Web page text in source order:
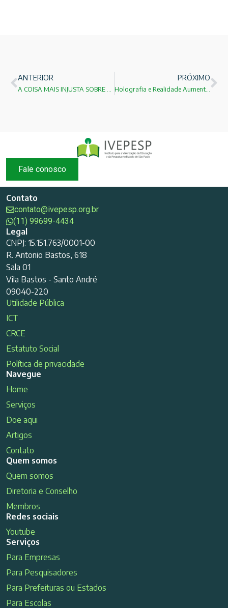
ANTERIOR PRÓXIMO
Holografia e Realidade Aumentada!
Fale conosco
Contato
contato@ivepesp.org.br
(11) 99699-4434
Legal
CNPJ: 15.151.763/0001-00
R. Antonio Bastos, 618
Sala 01
Vila Bastos - Santo André
09040-220
Utilidade Pública
ICT
CRCE
Estatuto Social
Política de privacidade
Navegue
Home
Serviços
Doe aqui
Artigos
Contato
Quem somos
Quem somos
Diretoria e Conselho
Membros
Redes sociais
Youtube
Serviços
Para Empresas
Para Pesquisadores
Para Prefeituras ou Estados
Para Escolas